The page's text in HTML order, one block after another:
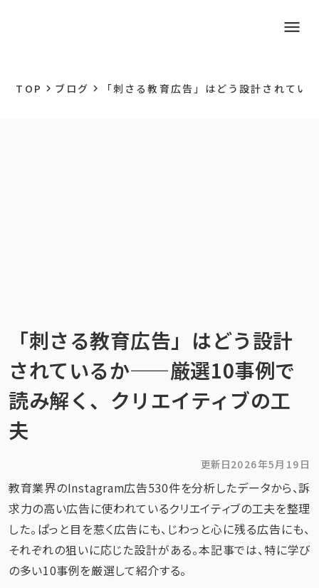
menu
TOP keyboard_arrow_right ブログ keyboard_arrow_right 「刺さる教育広告」はどう設計されてい
「刺さる教育広告」はどう設計
されているか——厳選10事例で
読み解く、クリエイティブの工
夫
更新日2026年5月19日
教育業界のInstagram広告530件を分析したデータから、訴
求力の高い広告に使われているクリエイティブの工夫を整理
した。ぱっと目を惹く広告にも、じわっと心に残る広告にも、
それぞれの狙いに応じた設計がある。本記事では、特に学び
の多い10事例を厳選して紹介する。